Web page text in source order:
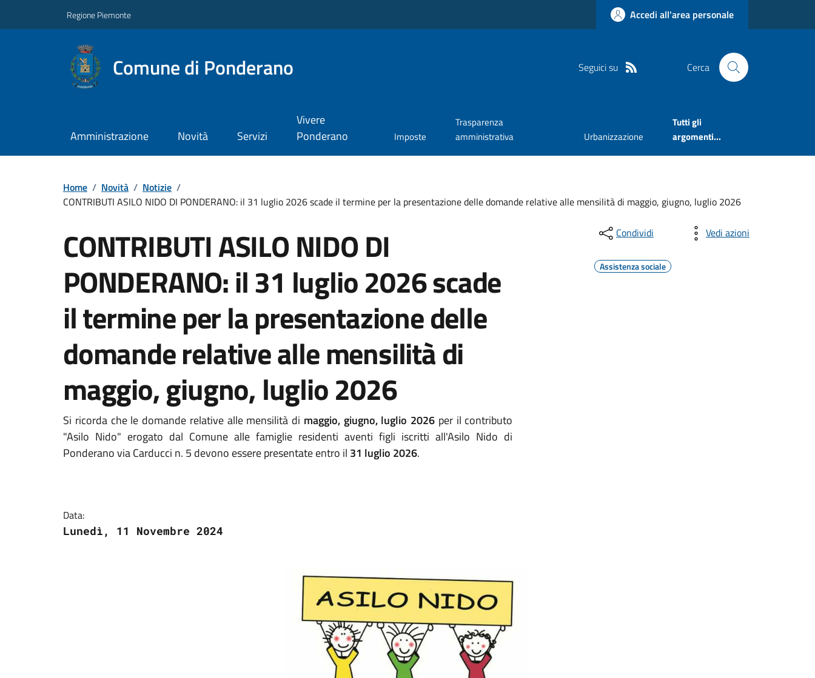
Regione Piemonte Accedi all'area personale
Comune di Ponderano Seguici su Cerca
Amministrazione Novità Servizi
Vivere
Ponderano
Imposte
Trasparenza
amministrativa
Urbanizzazione
Tutti gli
argomenti...
Home / Novità / Notizie /
CONTRIBUTI ASILO NIDO DI PONDERANO: il 31 luglio 2026 scade il termine per la presentazione delle domande relative alle mensilità di maggio, giugno, luglio 2026
CONTRIBUTI ASILO NIDO DI
PONDERANO: il 31 luglio 2026 scade
il termine per la presentazione delle
domande relative alle mensilità di
maggio, giugno, luglio 2026
Si ricorda che le domande relative alle mensilità di maggio, giugno, luglio 2026 per il contributo
"Asilo Nido" erogato dal Comune alle famiglie residenti aventi figli iscritti all'Asilo Nido di
Ponderano via Carducci n. 5 devono essere presentate entro il 31 luglio 2026.
Data:
Lunedì, 11 Novembre 2024
Condividi Vedi azioni
Assistenza sociale